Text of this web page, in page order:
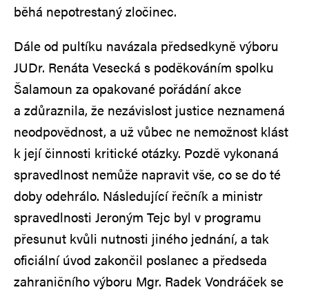
běhá nepotrestaný zločinec.
Dále od pultíku navázala předsedkyně výboru
JUDr. Renáta Vesecká s poděkováním spolku
Šalamoun za opakované pořádání akce
a zdůraznila, že nezávislost justice neznamená
neodpovědnost, a už vůbec ne nemožnost klást
k její činnosti kritické otázky. Pozdě vykonaná
spravedlnost nemůže napravit vše, co se do té
doby odehrálo. Následující řečník a ministr
spravedlnosti Jeroným Tejc byl v programu
přesunut kvůli nutnosti jiného jednání, a tak
oficiální úvod zakončil poslanec a předseda
zahraničního výboru Mgr. Radek Vondráček se